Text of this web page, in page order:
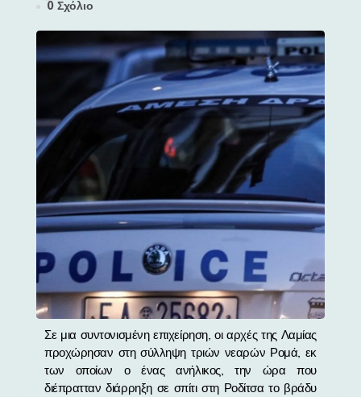
0 Σχόλιο
Σε μια συντονισμένη επιχείρηση, οι αρχές της Λαμίας
προχώρησαν στη σύλληψη τριών νεαρών Ρομά, εκ
των οποίων ο ένας ανήλικος, την ώρα που
διέπρατταν διάρρηξη σε σπίτι στη Ροδίτσα το βράδυ